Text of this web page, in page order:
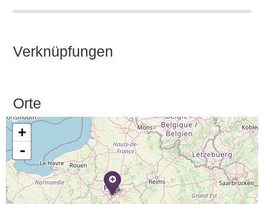
Verknüpfungen
Orte
+
-